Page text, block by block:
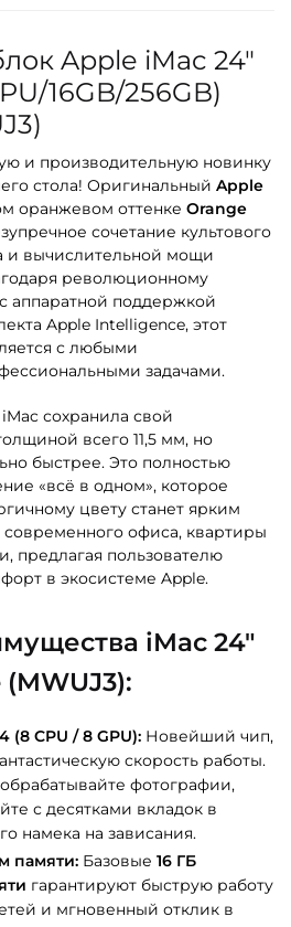
Apple iMac 24″
16GB/256GB)
и производительную новинку
стола! Оригинальный Apple
оранжевом оттенке Orange
сочетание культового
и вычислительной мощи
революционному
с аппаратной поддержкой
Apple Intelligence, этот
с любыми
задачами.
сохранила свой
всего 11,5 мм, но
быстрее. Это полностью
«всё в одном», которое
цвету станет ярким
офиса, квартиры
предлагая пользователю
в экосистеме Apple.
iMac 24″
(8 CPU / 8 GPU): Новейший чип,
скорость работы.
фотографии,
с десятками вкладок в
намека на зависания.
памяти: Базовые 16 ГБ
гарантируют быструю работу
и мгновенный отклик в